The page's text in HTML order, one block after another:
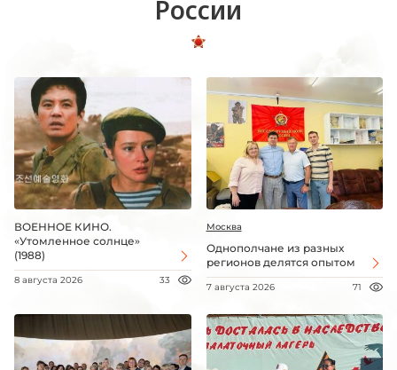
России
ВОЕННОЕ КИНО.
«Утомленное солнце»
(1988)
8 августа 2026 33
Москва
Однополчане из разных
регионов делятся опытом
7 августа 2026 71